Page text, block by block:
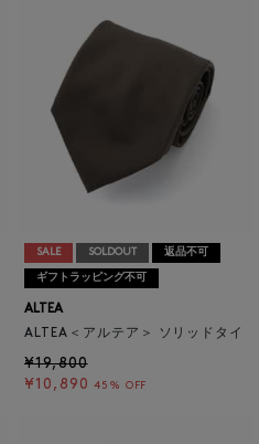
SALE SOLDOUT 返品不可
ギフトラッピング不可
ALTEA
ALTEA＜アルテア＞ ソリッドタイ
¥19,800
¥10,890 45% OFF